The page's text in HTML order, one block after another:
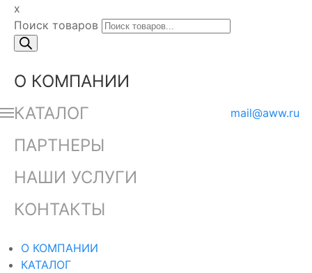
x
Поиск товаров
О КОМПАНИИ
КАТАЛОГ
ПАРТНЕРЫ
НАШИ УСЛУГИ
КОНТАКТЫ
mail@aww.ru
О КОМПАНИИ
КАТАЛОГ